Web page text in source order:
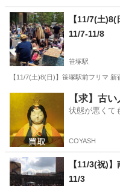
東京 八王子市 西八王子駅
【11/7(土
11/7-11/8
笹塚駅
【11/7(土)8(日)】笹塚駅前フリマ
笹塚駅
【求】古
状態が悪くて
COYASH
【11/3(祝)
11/3